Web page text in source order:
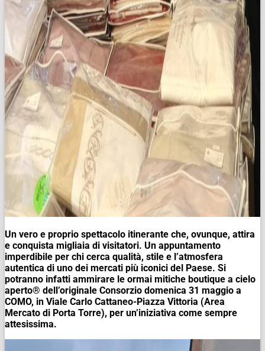
Un vero e proprio spettacolo itinerante che, ovunque, attira
e conquista migliaia di visitatori. Un appuntamento
imperdibile per chi cerca qualità, stile e l’atmosfera
autentica di uno dei mercati più iconici del Paese. Si
potranno infatti ammirare le ormai mitiche boutique a cielo
aperto® dell’originale Consorzio domenica 31 maggio a
COMO, in Viale Carlo Cattaneo-Piazza Vittoria (Area
Mercato di Porta Torre), per un’iniziativa come sempre
attesissima.